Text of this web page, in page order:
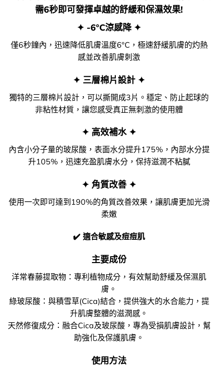
需6秒即可發揮卓越的舒緩和保濕效果!
✦ -6°C涼感降 ✦
僅6秒鐘內，迅速降低肌膚溫度6°C，極速舒緩肌膚的灼熱
感並改善肌膚刺激
✦ 三層棉片設計 ✦
獨特的三層棉片設計，可以撕開成3片。穩定、防止起球的
非粘性材質，讓您感受真正無刺激的使用體
✦ 高效補水 ✦
內含小分子量的玻尿酸，表面水分提升175%，內部水分提
升105%，迅速充盈肌膚水分，保持滋潤不粘膩
✦ 角質改善 ✦
使用一次即可達到190%的角質改善效果，讓肌膚更加光滑
柔嫩
✔️ 適合敏感及痘痘肌
主要成份
洋常春藤提取物：專利植物成分，有效幫助舒緩及保濕肌
膚。
綠玻尿酸：與積雪草(Cica)結合，提供強大的水合能力，提
升肌膚整體的滋潤感。
天然修復成分：融合Cica及玻尿酸，專為受損肌膚設計，幫
助強化及保護肌膚。
使用方法